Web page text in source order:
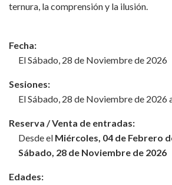
ternura, la comprensión y la ilusión.
Fecha:
El Sábado, 28 de Noviembre de 2026
Sesiones:
El Sábado, 28 de Noviembre de 2026
Reserva / Venta de entradas:
Desde el Miércoles, 04 de Febrero
Sábado, 28 de Noviembre de 2026
Edades: